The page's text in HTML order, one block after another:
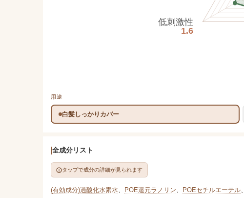
低刺激性
1.6
用途
白髪しっかりカバー
全成分リスト
タップで成分の詳細が見られます
(有効成分)過酸化水素水、 POE還元ラノリン、 POEセチルエーテル、